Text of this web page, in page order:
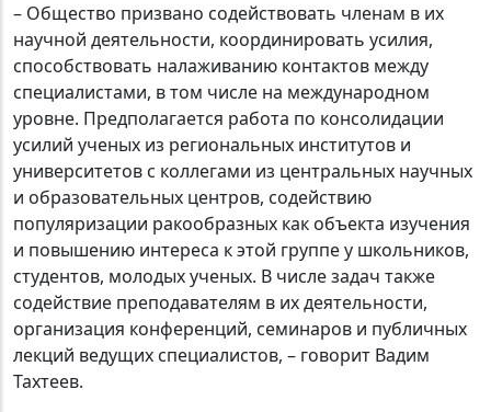
– Общество призвано содействовать членам в их
научной деятельности, координировать усилия,
способствовать налаживанию контактов между
специалистами, в том числе на международном
уровне. Предполагается работа по консолидации
усилий ученых из региональных институтов и
университетов с коллегами из центральных научных
и образовательных центров, содействию
популяризации ракообразных как объекта изучения
и повышению интереса к этой группе у школьников,
студентов, молодых ученых. В числе задач также
содействие преподавателям в их деятельности,
организация конференций, семинаров и публичных
лекций ведущих специалистов, – говорит Вадим
Тахтеев.